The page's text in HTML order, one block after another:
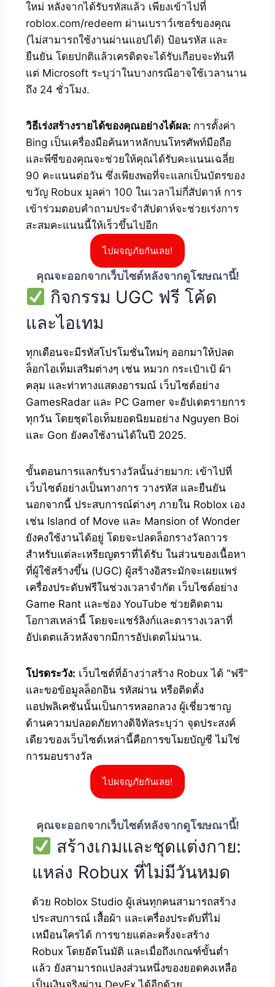
ใหม่ หลังจากได้รับรหัสแล้ว เพียงเข้าไปที่
roblox.com/redeem ผ่านเบราว์เซอร์ของคุณ
(ไม่สามารถใช้งานผ่านแอปได้) ป้อนรหัส และ
ยืนยัน โดยปกติแล้วเครดิตจะได้รับเกือบจะทันที
แต่ Microsoft ระบุว่าในบางกรณีอาจใช้เวลานาน
ถึง 24 ชั่วโมง.
วิธีเร่งสร้างรายได้ของคุณอย่างได้ผล: การตั้งค่า
Bing เป็นเครื่องมือค้นหาหลักบนโทรศัพท์มือถือ
และพีซีของคุณจะช่วยให้คุณได้รับคะแนนเฉลี่ย
90 คะแนนต่อวัน ซึ่งเพียงพอที่จะแลกเป็นบัตรของ
ขวัญ Robux มูลค่า 100 ในเวลาไม่กี่สัปดาห์ การ
เข้าร่วมตอบคำถามประจำสัปดาห์จะช่วยเร่งการ
สะสมคะแนนนี้ให้เร็วขึ้นไปอีก
ไปผจญภัยกันเลย!
คุณจะออกจากเว็บไซต์หลังจากดูโฆษณานี้!
กิจกรรม UGC ฟรี โค้ด
และไอเทม
ทุกเดือนจะมีรหัสโปรโมชั่นใหม่ๆ ออกมาให้ปลด
ล็อกไอเท็มเสริมต่างๆ เช่น หมวก กระเป๋าเป้ ผ้า
คลุม และท่าทางแสดงอารมณ์ เว็บไซต์อย่าง
GamesRadar และ PC Gamer จะอัปเดตรายการ
ทุกวัน โดยชุดไอเท็มยอดนิยมอย่าง Nguyen Boi
และ Gon ยังคงใช้งานได้ในปี 2025.
ขั้นตอนการแลกรับรางวัลนั้นง่ายมาก: เข้าไปที่
เว็บไซต์อย่างเป็นทางการ วางรหัส และยืนยัน
นอกจากนี้ ประสบการณ์ต่างๆ ภายใน Roblox เอง
เช่น Island of Move และ Mansion of Wonder
ยังคงใช้งานได้อยู่ โดยจะปลดล็อกรางวัลถาวร
สำหรับแต่ละเหรียญตราที่ได้รับ ในส่วนของเนื้อหา
ที่ผู้ใช้สร้างขึ้น (UGC) ผู้สร้างอิสระมักจะเผยแพร่
เครื่องประดับฟรีในช่วงเวลาจำกัด เว็บไซต์อย่าง
Game Rant และช่อง YouTube ช่วยติดตาม
โอกาสเหล่านี้ โดยจะแชร์ลิงก์และตารางเวลาที่
อัปเดตแล้วหลังจากมีการอัปเดตไม่นาน.
โปรดระวัง: เว็บไซต์ที่อ้างว่าสร้าง Robux ได้ "ฟรี"
และขอข้อมูลล็อกอิน รหัสผ่าน หรือติดตั้ง
แอปพลิเคชันนั้นเป็นการหลอกลวง ผู้เชี่ยวชาญ
ด้านความปลอดภัยทางดิจิทัลระบุว่า จุดประสงค์
เดียวของเว็บไซต์เหล่านี้คือการขโมยบัญชี ไม่ใช่
การมอบรางวัล
ไปผจญภัยกันเลย!
คุณจะออกจากเว็บไซต์หลังจากดูโฆษณานี้!
สร้างเกมและชุดแต่งกาย:
แหล่ง Robux ที่ไม่มีวันหมด
ด้วย Roblox Studio ผู้เล่นทุกคนสามารถสร้าง
ประสบการณ์ เสื้อผ้า และเครื่องประดับที่ไม่
เหมือนใครได้ การขายแต่ละครั้งจะสร้าง
Robux โดยอัตโนมัติ และเมื่อถึงเกณฑ์ขั้นต่ำ
แล้ว ยังสามารถแปลงส่วนหนึ่งของยอดคงเหลือ